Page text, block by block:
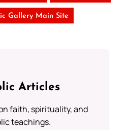
Gallery Main Site
Articles
faith, spirituality, and
teachings.